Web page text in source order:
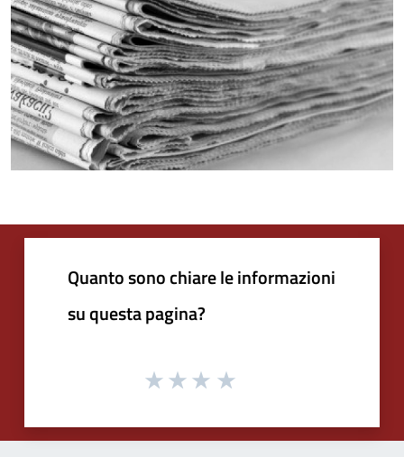
Quanto sono chiare le informazioni
su questa pagina?